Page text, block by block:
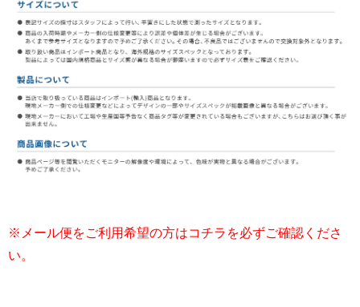
※メール便をご利用希望の方はコチラを必ずご確認くださ
い。